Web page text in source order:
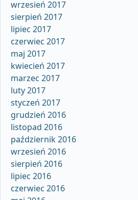
wrzesień 2017
sierpień 2017
lipiec 2017
czerwiec 2017
maj 2017
kwiecień 2017
marzec 2017
luty 2017
styczeń 2017
grudzień 2016
listopad 2016
październik 2016
wrzesień 2016
sierpień 2016
lipiec 2016
czerwiec 2016